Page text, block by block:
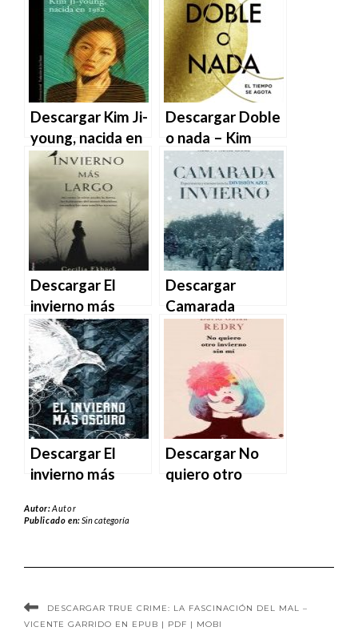
EPUB | PDF |
MOBI
Gendry-Kim en
EPUB | PDF |
MOBI
Descargar Kim Ji-
young, nacida en
1982 de Cho
Nam-joo en EPUB
| PDF | MOBI
Descargar Doble
o nada – Kim
Sherwood en
EPUB | PDF |
MOBI
Descargar El
invierno más
largo de Cecilia
Ekbäck en EPUB |
PDF | MOBI
Descargar
Camarada
invierno de Xosé
M. Núñez Seixas
en EPUB | PDF |
MOBI
Descargar El
invierno más
Gutiérrez en
Descargar No
quiero otro
Autor:Autor
Publicado en:Sin categoría
DESCARGAR TRUE CRIME: LA FASCINACIÓN DEL MAL –
VICENTE GARRIDO EN EPUB | PDF | MOBI